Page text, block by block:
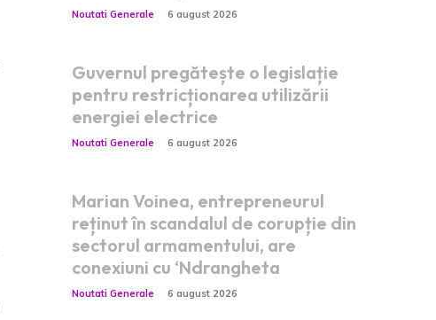
Noutati Generale 6 august 2026
Guvernul pregătește o legislație
pentru restricționarea utilizării
energiei electrice
Noutati Generale 6 august 2026
Marian Voinea, entrepreneurul
reținut în scandalul de corupție din
sectorul armamentului, are
conexiuni cu ‘Ndrangheta
Noutati Generale 6 august 2026